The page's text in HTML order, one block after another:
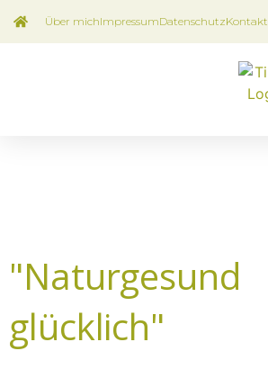
Über michImpressumDatenschutzKontakt
"Naturgesund
glücklich"